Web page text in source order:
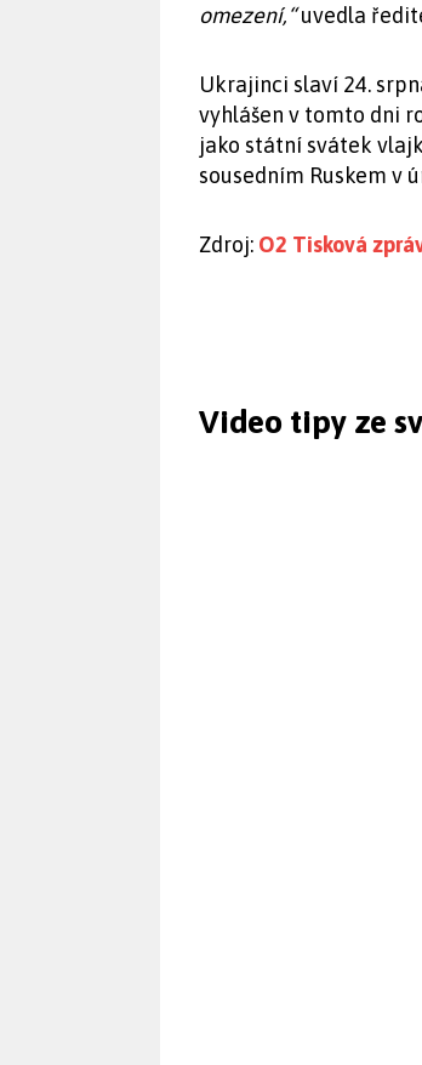
omezení,“uvedla
Ukrajinci slaví 24.
vyhlášen v tomto dni
jako státní svátek
sousedním Ruskem v
Zdroj: O2 Tisková
Video tipy ze